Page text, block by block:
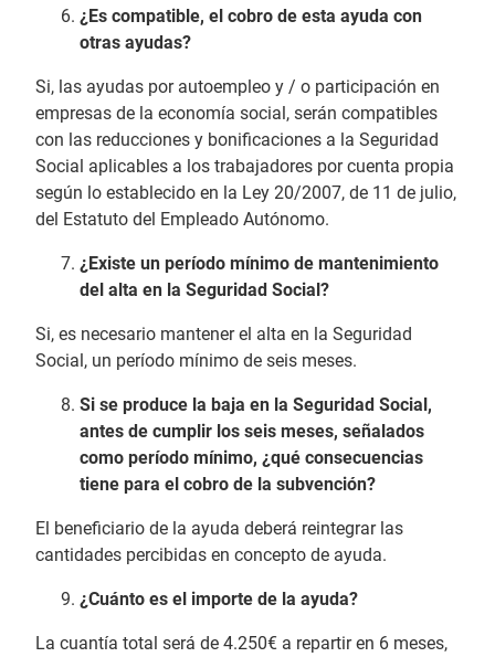
¿Es compatible, el cobro de esta ayuda con
otras ayudas?
Si, las ayudas por autoempleo y / o participación en
empresas de la economía social, serán compatibles
con las reducciones y bonificaciones a la Seguridad
Social aplicables a los trabajadores por cuenta propia
según lo establecido en la Ley 20/2007, de 11 de julio,
del Estatuto del Empleado Autónomo.
¿Existe un período mínimo de mantenimiento
del alta en la Seguridad Social?
Si, es necesario mantener el alta en la Seguridad
Social, un período mínimo de seis meses.
Si se produce la baja en la Seguridad Social,
antes de cumplir los seis meses, señalados
como período mínimo, ¿qué consecuencias
tiene para el cobro de la subvención?
El beneficiario de la ayuda deberá reintegrar las
cantidades percibidas en concepto de ayuda.
¿Cuánto es el importe de la ayuda?
La cuantía total será de 4.250€ a repartir en 6 meses,